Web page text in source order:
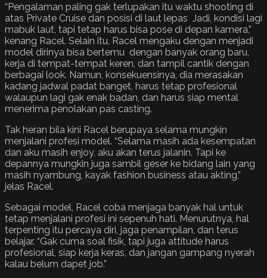
“Pengalaman paling gak terlupakan itu waktu shooting di
atas Private Cruise dan posisi di laut lepas Jadi, kondisi lagi
mabuk laut, tapi tetap harus bisa pose di depan kamera,”
kenang Racel. Selain itu, Racel mengaku dengan menjadi
model dirinya bisa bertemu dengan banyak orang baru,
kerja di tempat-tempat keren, dan tampil cantik dengan
berbagai look. Namun, konsekuensinya, dia merasakan
kadang jadwal padat banget, harus tetap profesional
walaupun lagi gak enak badan, dan harus siap mental
menerima penolakan pas casting.
Tak heran bila kini Racel berupaya selama mungkin
menjalani profesi model. “Selama masih ada kesempatan
dan aku masih enjoy, aku akan terus jalanin. Tapi ke
depannya mungkin juga sambil geser ke bidang lain yang
masih nyambung, kayak fashion business atau akting,”
jelas Racel.
Sebagai model, Racel coba menjaga banyak hal untuk
tetap menjalani profesi ini sepenuh hati. Menurutnya, hal
terpenting itu percaya diri, jaga penampilan, dan terus
belajar. “Gak cuma soal fisik, tapi juga attitude harus
profesional, siap kerja keras, dan jangan gampang nyerah
kalau belum dapet job.”